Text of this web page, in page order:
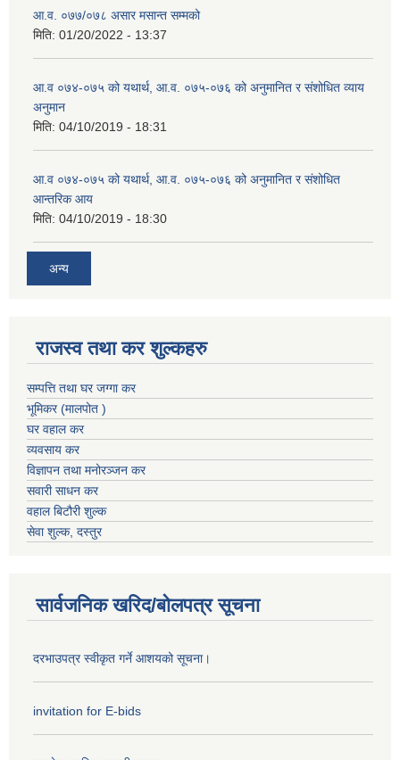
आ.व. ०७७/०७८ असार मसान्त सम्मको
मिति: 01/20/2022 - 13:37
आ.व ०७४-०७५ को यथार्थ, आ.व. ०७५-०७६ को अनुमानित र संशोधित व्याय
अनुमान
मिति: 04/10/2019 - 18:31
आ.व ०७४-०७५ को यथार्थ, आ.व. ०७५-०७६ को अनुमानित र संशोधित
आन्तरिक आय
मिति: 04/10/2019 - 18:30
अन्य
राजस्व तथा कर शुल्कहरु
सम्पत्ति तथा घर जग्गा कर
भूमिकर (मालपोत )
घर वहाल कर
व्यवसाय कर
विज्ञापन तथा मनोरञ्जन कर
सवारी साधन कर
वहाल बिटौरी शुल्क
सेवा शुल्क, दस्तुर
सार्वजनिक खरिद/बोलपत्र सूचना
दरभाउपत्र स्वीकृत गर्ने आशयको सूचना।
invitation for E-bids